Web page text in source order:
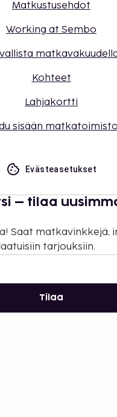
Matkustusehdot
Working at Sembo
Kohteet
Lahjakortti
sisään
Evästeasetukset
– tilaa
Saat matkavinkkejä,
tarjouksiin.
Tilaa